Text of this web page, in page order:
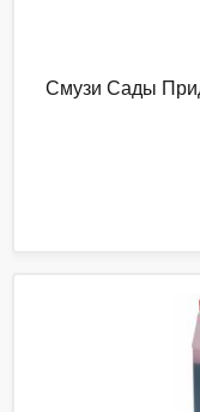
Смузи Сады